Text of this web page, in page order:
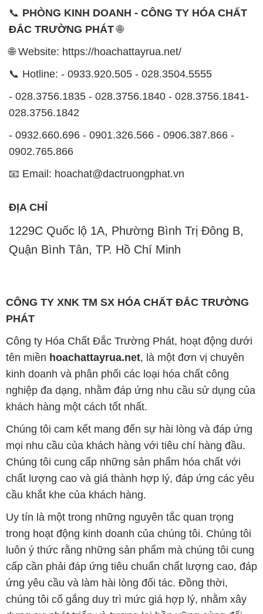
📞 PHÒNG KINH DOANH - CÔNG TY HÓA CHẤT
ĐẮC TRƯỜNG PHÁT🌐
🌐 Website: https://hoachattayrua.net/
📞 Hotline: - 0933.920.505 - 028.3504.5555
- 028.3756.1835 - 028.3756.1840 - 028.3756.1841-
028.3756.1842
- 0932.660.696 - 0901.326.566 - 0906.387.866 -
0902.765.866
📧 Email: hoachat@dactruongphat.vn
ĐỊA CHỈ
1229C Quốc lộ 1A, Phường Bình Trị Đông B,
Quận Bình Tân, TP. Hồ Chí Minh
CÔNG TY XNK TM SX HÓA CHẤT ĐẮC TRƯỜNG
PHÁT
Công ty Hóa Chất Đắc Trường Phát, hoạt động dưới
tên miền hoachattayrua.net, là một đơn vị chuyên
kinh doanh và phân phối các loại hóa chất công
nghiệp đa dạng, nhằm đáp ứng nhu cầu sử dụng của
khách hàng một cách tốt nhất.
Chúng tôi cam kết mang đến sự hài lòng và đáp ứng
mọi nhu cầu của khách hàng với tiêu chí hàng đầu.
Chúng tôi cung cấp những sản phẩm hóa chất với
chất lượng cao và giá thành hợp lý, đáp ứng các yêu
cầu khắt khe của khách hàng.
Uy tín là một trong những nguyên tắc quan trọng
trong hoạt động kinh doanh của chúng tôi. Chúng tôi
luôn ý thức rằng những sản phẩm mà chúng tôi cung
cấp cần phải đáp ứng tiêu chuẩn chất lượng cao, đáp
ứng yêu cầu và làm hài lòng đối tác. Đồng thời,
chúng tôi cố gắng duy trì mức giá hợp lý, nhằm xây